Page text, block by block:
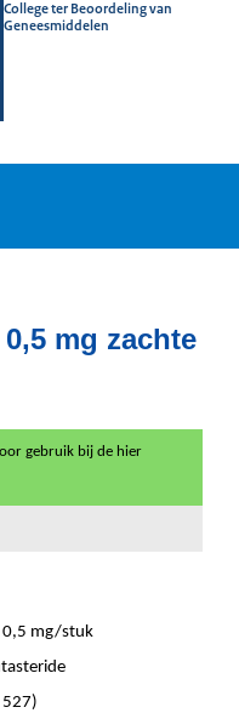
College ter Beoordeling van
Geneesmiddelen
mg zachte
gebruik bij de hier
0,5 mg/stuk